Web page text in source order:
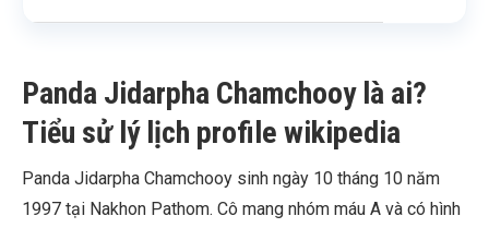
Panda Jidarpha Chamchooy là ai?
Tiểu sử lý lịch profile wikipedia
Panda Jidarpha Chamchooy sinh ngày 10 tháng 10 năm
1997 tại Nakhon Pathom. Cô mang nhóm máu A và có hình